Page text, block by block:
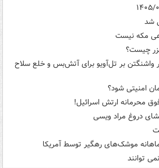
شد
مکه نیست
چیست؟
واشنگتن بر تل‌آویو برای آتش‌بس و خلع سلاح
امنیتی شود؟
محرمانه ارتش اسرائیل!
دروغ مراد ویسی
موشک‌های رهگیر توسط آمریکا
توانند